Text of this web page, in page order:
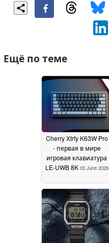
Ещё по теме
Cherry Xtrfy K63W Pro
- первая в мире
игровая клавиатура
LE-UWB 8K 03 June 2026